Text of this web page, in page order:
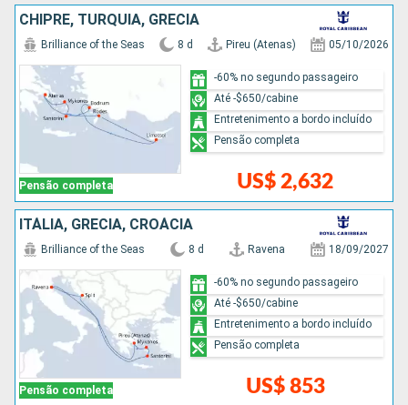
CHIPRE, TURQUIA, GRÉCIA
Pensão completa
Brilliance of the Seas 8 d Pireu (Atenas) 05/10/2026
US$ 2,632
-60% no segundo passageiro
Até -$650/cabine
Entretenimento a bordo incluído
Pensão completa
ITÁLIA, GRÉCIA, CROÁCIA
Pensão completa
Brilliance of the Seas 8 d Ravena 18/09/2027
US$ 853
-60% no segundo passageiro
Até -$650/cabine
Entretenimento a bordo incluído
Pensão completa